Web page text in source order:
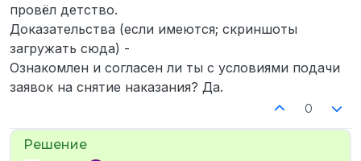
провёл детство.
Доказательства (если имеются; скриншоты
загружать сюда) -
Ознакомлен и согласен ли ты с условиями подачи
заявок на снятие наказания? Да.
0